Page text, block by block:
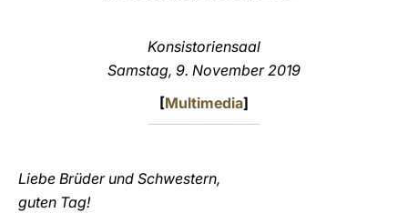
Konsistoriensaal
Samstag, 9. November 2019
[Multimedia]
Liebe Brüder und Schwestern,
guten Tag!